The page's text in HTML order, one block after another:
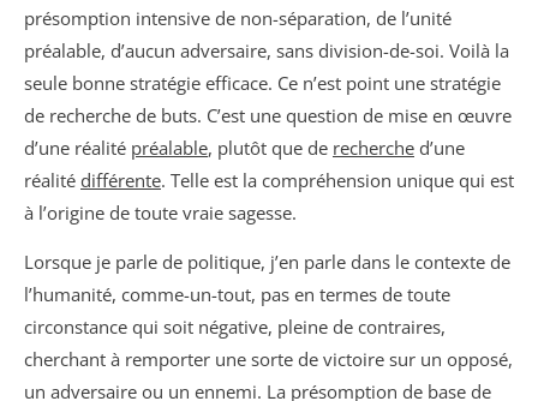
présomption intensive de non-séparation, de l’unité
préalable, d’aucun adversaire, sans division-de-soi. Voilà la
seule bonne stratégie efficace. Ce n’est point une stratégie
de recherche de buts. C’est une question de mise en œuvre
d’une réalité préalable, plutôt que de recherche d’une
réalité différente. Telle est la compréhension unique qui est
à l’origine de toute vraie sagesse.
Lorsque je parle de politique, j’en parle dans le contexte de
l’humanité, comme-un-tout, pas en termes de toute
circonstance qui soit négative, pleine de contraires,
cherchant à remporter une sorte de victoire sur un opposé,
un adversaire ou un ennemi. La présomption de base de